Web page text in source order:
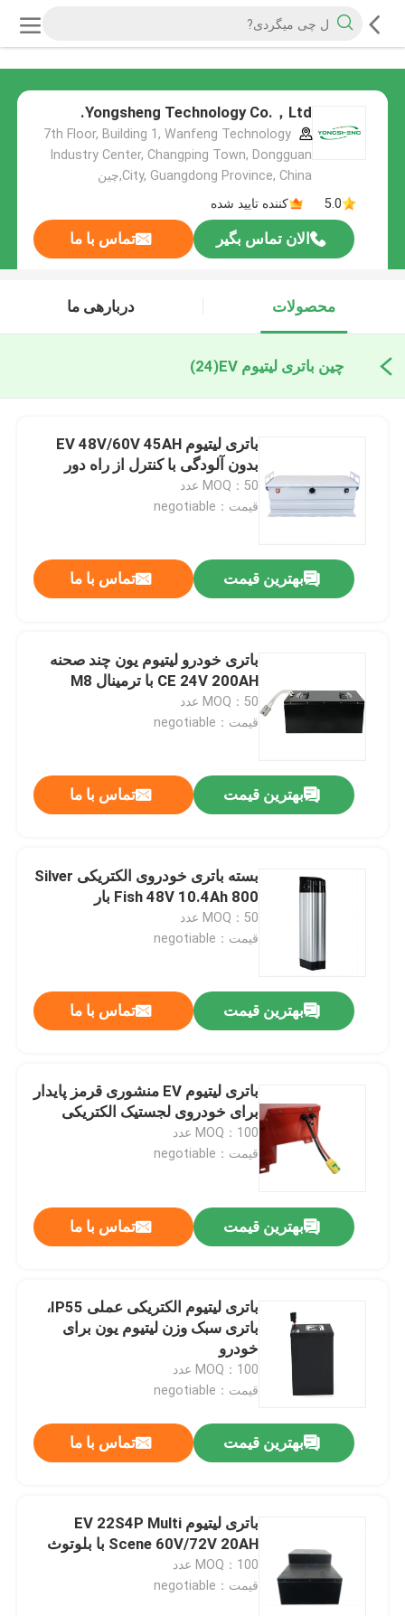
Yongsheng Technology Co.，Ltd.
7th Floor, Building 1, Wanfeng Technology
Industry Center, Changping Town, Dongguan
City, Guangdong Province, China,چین
5.0
کننده تایید شده
الان تماس بگیر تماس با ما
محصولات دربارهی ما
چین باتری لیتیوم EV (24)
باتری لیتیوم EV 48V/60V 45AH
بدون آلودگی با کنترل از راه دور
MOQ：50 عدد
قیمت：negotiable
بهترین قیمت تماس با ما
باتری خودرو لیتیوم یون چند صحنه
CE 24V 200AH با ترمینال M8
MOQ：50 عدد
قیمت：negotiable
بهترین قیمت تماس با ما
بسته باتری خودروی الکتریکی Silver
Fish 48V 10.4Ah 800 بار
MOQ：50 عدد
قیمت：negotiable
بهترین قیمت تماس با ما
باتری لیتیوم EV منشوری قرمز پایدار
برای خودروی لجستیک الکتریکی
MOQ：100 عدد
قیمت：negotiable
بهترین قیمت تماس با ما
باتری لیتیوم الکتریکی عملی IP55،
باتری سبک وزن لیتیوم یون برای
خودرو
MOQ：100 عدد
قیمت：negotiable
بهترین قیمت تماس با ما
باتری لیتیوم EV 22S4P Multi
Scene 60V/72V 20AH با بلوتوث
MOQ：100 عدد
قیمت：negotiable